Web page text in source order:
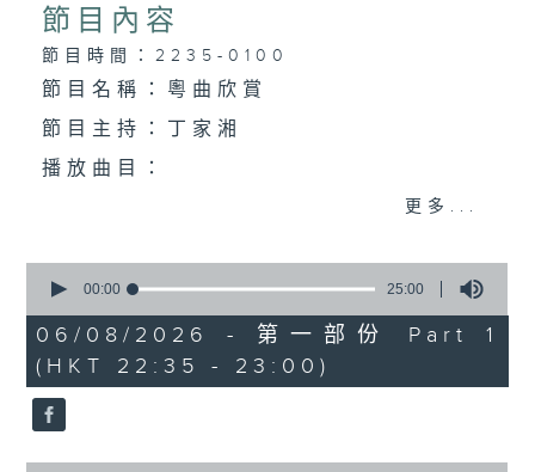
為顧及平日需要上班的聽眾，《戲曲之夜》安排在每
個晚上播放粵曲，以地方語言介紹京劇、潮劇、越劇
等；務求以同一語言介紹同一劇種，望能令廣大聽眾
有更親切的感受。
節目內容
節目時間：2235-0100
節目名稱：粵曲欣賞
節目主持：丁家湘
播放曲目：
1.「蛇頭苗」
由 紅線女、彭熾權 主唱
更多...
seconds
25
minutes,
0
seconds
00:00 25:00
06/08/2026 - 第一部份 Part 1
(HKT 22:35 - 23:00)